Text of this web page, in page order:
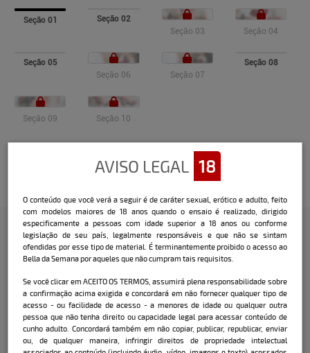
Seção 01
Seção 02
Seção 03
Seção 04
Seção 05
Seção 06
Seção 07
Seção 08
Seção 09 Seção 10
Veja o vídeo
Confira a entrevista que o Bella
fez com a modelo:
Como você costuma comemorar o Natal?
Costumo comemorar tradicionalmente
com a minha família em uma ceia na
AVISO LEGAL 18
O conteúdo que você verá a seguir é de caráter sexual, erótico e adulto, feito
com modelos maiores de 18 anos quando o ensaio é realizado, dirigido
especificamente a pessoas com idade superior a 18 anos ou conforme
legislação de seu país, legalmente responsáveis e que não se sintam
ofendidas por esse tipo de material. É terminantemente proibido o acesso ao
Bella da Semana por aqueles que não cumpram tais requisitos.
Se você clicar em ACEITO OS TERMOS, assumirá plena responsabilidade sobre
a confirmação acima exigida e concordará em não fornecer qualquer tipo de
acesso - ou facilidade de acesso - a menores de idade ou qualquer outra
pessoa que não tenha direito ou capacidade legal para acessar conteúdo de
cunho adulto. Concordará também em não copiar, publicar, republicar, enviar
ou, de qualquer maneira, infringir direitos de propriedade intelectual